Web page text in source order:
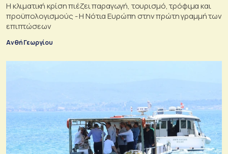
Η κλιματική κρίση πιέζει παραγωγή, τουρισμό, τρόφιμα και
προϋπολογισμούς - Η Νότια Ευρώπη στην πρώτη γραμμή των
επιπτώσεων
Ανθή Γεωργίου